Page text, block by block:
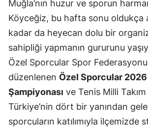
Muğla’nın huzur ve sporun
Köyceğiz, bu hafta sonu oldukça
kadar da heyecan dolu bir
sahipliği yapmanın gururunu
Özel Sporcular Spor
düzenlenen Özel Sporcular
Şampiyonası ve Tenis Milli
Türkiye’nin dört bir yanından
sporcuların katılımıyla ilçemizde